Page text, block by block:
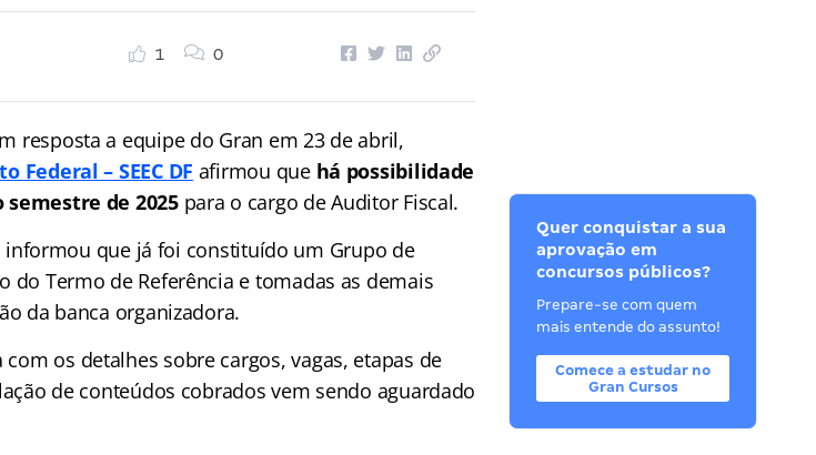
1 0
resposta a equipe do Gran em 23 de abril,
– SEEC DF afirmou que há possibilidade
de 2025para o cargo de Auditor Fiscal.
informou que já foi constituído um Grupo de
do Termo de Referência e tomadas as demais
da banca organizadora.
os detalhes sobre cargos, vagas, etapas de
de conteúdos cobrados vem sendo aguardado
Quer conquistar a sua
aprovação em
concursos públicos?
Prepare-se com quem
mais entende do assunto!
Comece a estudar no
Gran Cursos